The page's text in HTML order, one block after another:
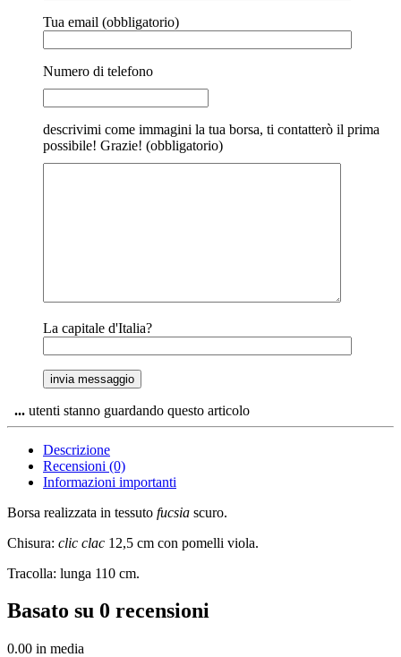
Tua email (obbligatorio)
Numero di telefono
descrivimi come immagini la tua borsa, ti contatterò il prima
possibile! Grazie! (obbligatorio)
La capitale d'Italia?
... utenti stanno guardando questo articolo
Descrizione
Recensioni (0)
Informazioni importanti
Borsa realizzata in tessuto fucsia scuro.
Chisura: clic clac 12,5 cm con pomelli viola.
Tracolla: lunga 110 cm.
Basato su 0 recensioni
0.00 in media